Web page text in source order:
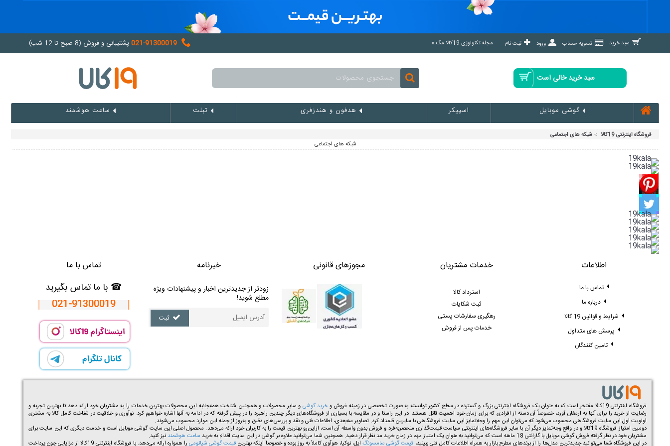
سبد خرید تسویه حساب ورود ثبت نام مجله تکنولوژی 19کالا مگ » پشتیبانی و فروش (8 صبح تا 12 شب)
سبد خرید خالی است
گوشی موبایل اسپیکر هدفون و هندزفری تبلت ساعت هوشمند
فروشگاه اینترنتی 19کالا
شبکه های اجتماعی
شبکه های اجتماعی
اطلاعات
تماس با ما
درباره ما
شرایط و قوانین 19 کالا
پرسش های متداول
تامین کنندگان
خدمات مشتریان
استرداد کالا
ثبت شکایات
رهگیری سفارشات پستی
خدمات پس از فروش
مجوزهای قانونی خبرنامه
زودتر از جدیدترین اخبار و پیشنهادات ویژه
مطلع شوید!
ثبت
تماس با ما
☎ با ما تماس بگیرید
021-91300019
فروشگاه اینترنتی 19کالا مفتخر است که به عنوان یک فروشگاه اینترنتی بزرگ و گسترده در سطح کشور توانسته به صورت تخصصی در زمینه فروش و خرید گوشی و سایر محصولات و همچنین شناخت همه‌جانبه این محصولات بهترین خدمات را به مشتریان خود ارائه دهد تا بهترین تجربه و
رضایت از خرید را برای آنها به ارمغان آورد، خصوصاً آن دسته از افرادی که برای زمان خود اهمیت قائل هستند. در این راستا و در مقایسه با بسیاری از فروشگاه‌های دیگر چندین راهبرد را در پیش گرفته که در ادامه به آنها اشاره خواهیم کرد. نوآوری و خلاقیت در شناخت کامل کالا به مشتری
اولویت اول این سایت فروشگاهی محسوب می‌شود که می‌توان این مهم را وجه‌تمایز این سایت فروشگاهی با سایرین قلمداد کرد. تصاویر سه‌بعدی، اطلاعات فنی و نقد ‌و‌ بررسی‌های دقیق و به‌روز از جمله این موارد محسوب می‌شوند.
دومین امتیاز فروشگاه 19کالا و در واقع وجه‌تمایز دیگر آن با سایر فروشگاه‌های اینترنتی سیاست قیمت‌گذاری منحصر‌به‌فرد و فروش بدون واسطه آن است، از‌این‌رو بهترین قیمت را به کاربران خود ارائه می‌دهد. محصول اصلی این سایت گوشی موبایل است و خدمت دیگری که این سایت برای
مشتریان خود در نظر گرفته فروش گوشی موبایل با گارانتی 18 ماهه است که می‌توانید به عنوان یک امتیاز مهم در زمان خرید مد نظر قرار دهید. همچنین شما می‌توانید علاوه بر گوشی در این سایت اقدام به خرید
ساعت هوشمند نیز کنید.
در این فروشگاه شما می‌توانید جدیدترین مدل‌ها را از برندهای مطرح بازار به همراه اطلاعات کامل فنی ببینید، قیمت گوشی سامسونگاپل، نوکیا، هوآوی کاملاً به روز بوده و خصوصاً اینکه بهترین قیمت گوشی شیائومی را همواره ارائه می‌دهد. با فروشگاه اینترنتی 19کالا از مزایایی چون پرداخت